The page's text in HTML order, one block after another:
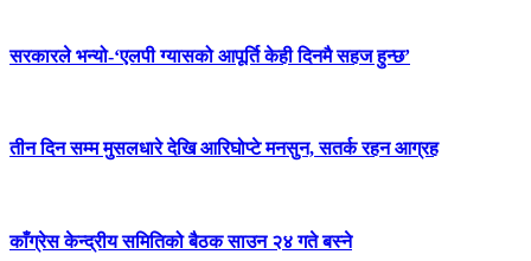
सरकारले भन्यो-‘एलपी ग्यासको आपूर्ति केही दिनमै सहज हुन्छ’
तीन दिन सम्म मुसलधारे देखि आरिघोप्टे मनसुन, सतर्क रहन आग्रह
काँग्रेस केन्द्रीय समितिको बैठक साउन २४ गते बस्ने